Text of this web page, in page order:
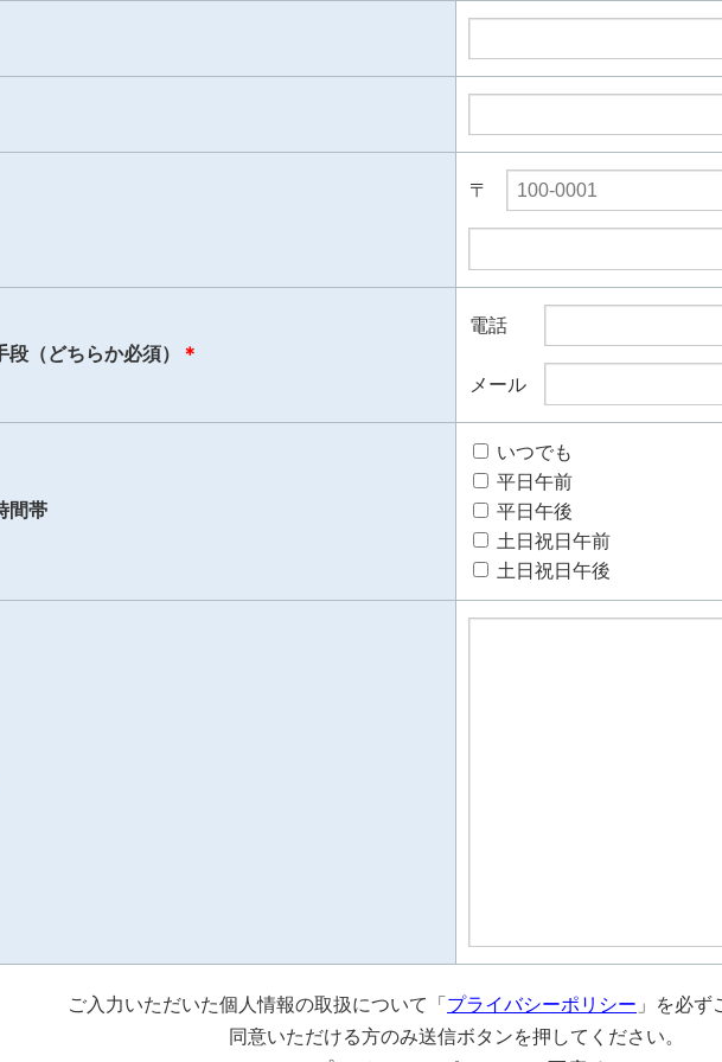
〒
段（どちらか必須） ＊
電話
メール
間帯
いつでも
平日午前
平日午後
土日祝日午前
土日祝日午後
ご入力いただいた個人情報の取扱について「 プライバシーポリシー 」を必ず
同意いただける方のみ送信ボタンを押してください。